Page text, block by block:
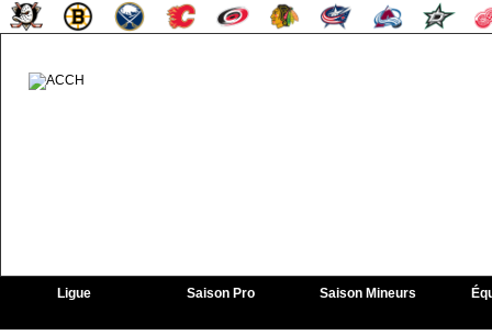
Ligue Saison Pro Saison Mineurs